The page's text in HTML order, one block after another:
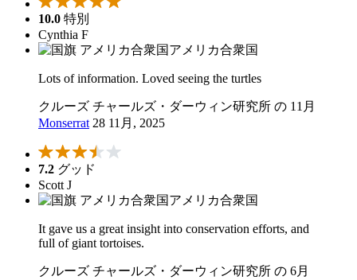
10.0 特別
Cynthia F
アメリカ合衆国
Lots of information. Loved seeing the turtles
クルーズ チャールズ・ダーウィン研究所 の 11月
Monserrat 28 11月, 2025
7.2 グッド
Scott J
アメリカ合衆国
It gave us a great insight into conservation efforts, and
full of giant tortoises.
クルーズ チャールズ・ダーウィン研究所 の 6月